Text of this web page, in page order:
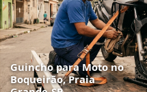
Guincho para Moto no
Boqueirão, Praia